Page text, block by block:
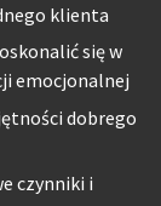
klienta
się w
emocjonalnej
dobrego
czynniki i